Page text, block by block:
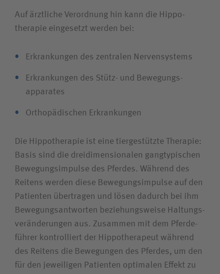
Ich bin
Unfallversicherungsträger
Zuweiserin / Zuweiser
Bewerberin / Bewerber
Journalistin / Journalist
Auf ärztliche Verordnung hin kann die Hippo­­
therapie eingesetzt werden bei:
Erkrankungen des zentralen Nerven­systems
Erkrankungen des Stütz- und Bewegungs­­
apparates
Orthopädischen Erkrankungen
Die Hippo­therapie ist eine tiergestützte Therapie:
Basis sind die drei­dimensionalen gang­typischen
Bewegungs­impulse des Pferdes. Während des
Reitens werden diese Bewegungs­impulse auf den
Patienten übertragen und lösen dadurch bei ihm
Bewegungs­antworten beziehungs­weise Haltungs­
veränderungen aus. Zusammen mit dem Pferde­
führer kontrolliert der Hippo­therapeut während
des Reitens die Bewegungen des Pferdes, um den
für den jeweiligen Patienten optimalen Effekt zu